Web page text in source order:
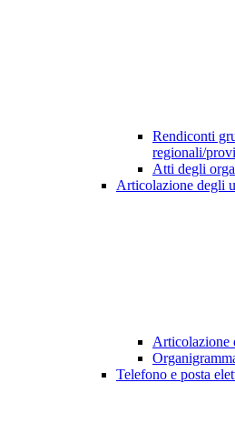
Rendiconti
regionali/
Atti degli
Articolazione degli
Articolazione
Telefono e posta